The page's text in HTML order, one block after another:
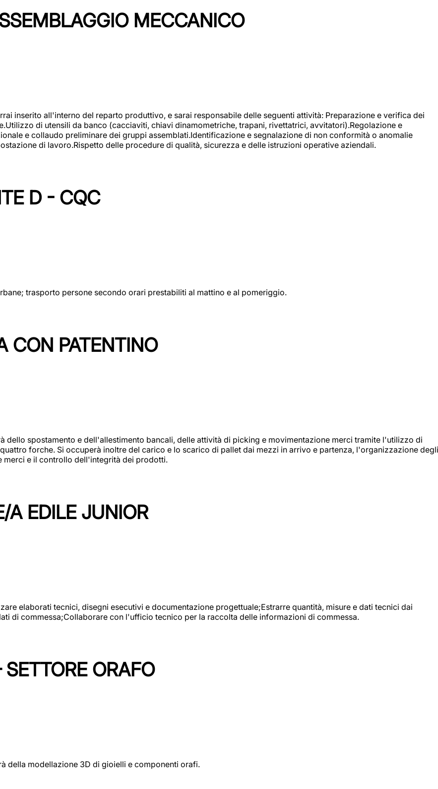
MECCANICO
inserito all'interno del reparto produttivo, e sarai responsabile delle seguenti attività: Preparazione e verifica dei
di utensili da banco (cacciaviti, chiavi dinamometriche, trapani, rivettatrici, avvitatori).Regolazione e
e collaudo preliminare dei gruppi assemblati.Identificazione e segnalazione di non conformità o anomalie
di lavoro.Rispetto delle procedure di qualità, sicurezza e delle istruzioni operative aziendali.
D - CQC
trasporto persone secondo orari prestabiliti al mattino e al pomeriggio.
CON PATENTINO
dello spostamento e dell'allestimento bancali, delle attività di picking e movimentazione merci tramite l'utilizzo di
forche. Si occuperà inoltre del carico e lo scarico di pallet dai mezzi in arrivo e partenza, l'organizzazione degli
e il controllo dell'integrità dei prodotti.
A EDILE JUNIOR
elaborati tecnici, disegni esecutivi e documentazione progettuale;Estrarre quantità, misure e dati tecnici dai
di commessa;Collaborare con l'ufficio tecnico per la raccolta delle informazioni di commessa.
ORAFO
della modellazione 3D di gioielli e componenti orafi.